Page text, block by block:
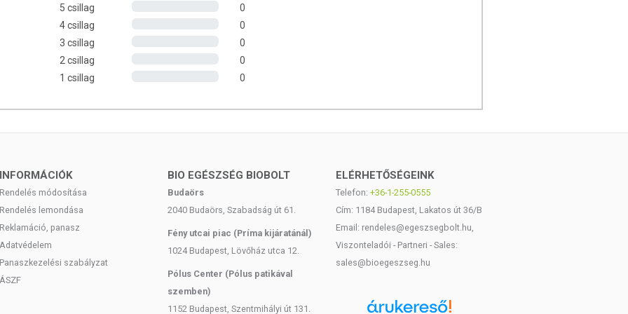
szabadgyökök hatását. Más zsírban oldódó vitaminokkal
ezért rendszeres pótlása szükséges, kerülendő azonban
adagra (=1 adag) vonatkoznak.
fejlesztett és gyártott termék
uniós szabályozás szerint élelmiszereknek minősülnek,
szolgálják, és koncentrált formában tartalmaznak
élettani hatással rendelkezhetnek, amely egyénenként
során nem engedélyezett a készítményeknek
5 csillag
0
4 csillag
0
3 csillag
0
2 csillag
0
1 csillag
0
INFORMÁCIÓK
Rendelés módosítása
Rendelés lemondása
Reklamáció, panasz
Adatvédelem
Panaszkezelési szabályzat
ÁSZF
BIO EGÉSZSÉG BIOBOLT
Budaörs
2040 Budaörs, Szabadság út 61.
Fény utcai piac (Príma kijáratánál)
1024 Budapest, Lövőház utca 12.
Pólus Center (Pólus patikával
szemben)
1152 Budapest, Szentmihályi út 131.
ELÉRHETŐSÉGEINK
Telefon: +36-1-255-0555
Cím: 1184 Budapest, Lakatos út 36/B
Email: rendeles@egeszsegbolt.hu,
Viszonteladói - Partneri - Sales:
sales@bioegeszseg.hu